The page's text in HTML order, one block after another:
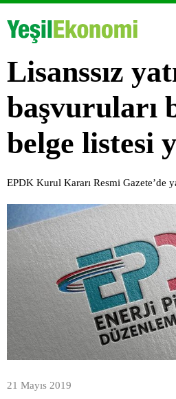
Lisanssız
başvuruları
belge listesi
EPDK Kurul Kararı Resmi Gazete’de
21 Mayıs 2019